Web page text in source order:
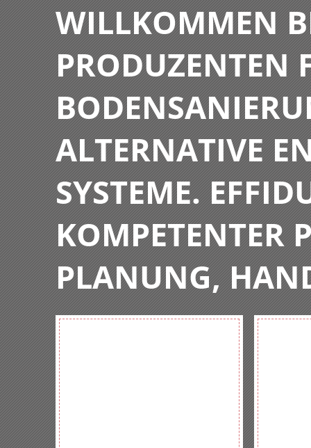
WILLKOMMEN
PRODUZENTEN
ALTERNATIVE
SYSTEME.
KOMPETENTER
PLANUNG,